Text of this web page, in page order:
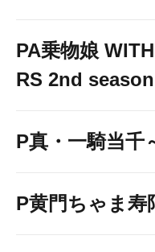
PA乗物娘
RS 2nd
P真・一騎当千
P黄門ちゃま寿